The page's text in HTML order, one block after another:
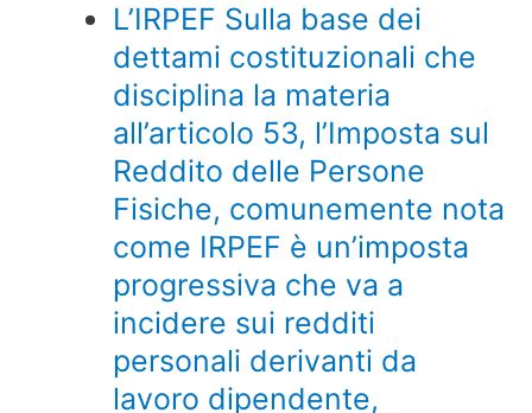
L’IRPEF Sulla base dei
dettami costituzionali che
disciplina la materia
all’articolo 53, l’Imposta sul
Reddito delle Persone
Fisiche, comunemente nota
come IRPEF è un’imposta
progressiva che va a
incidere sui redditi
personali derivanti da
lavoro dipendente,